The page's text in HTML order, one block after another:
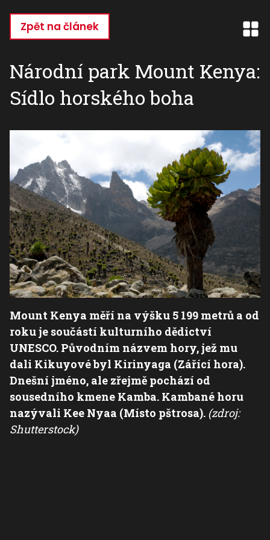
hlavnímu
Zpět na článek
Národní park Mount Kenya:
Sídlo horského boha
Mount Kenya měří na výšku 5 199 metrů a od
roku je součástí kulturního dědictví
UNESCO. Původním názvem hory, jež mu
dali Kikuyové byl Kirinyaga (Zářící hora).
Dnešní jméno, ale zřejmě pochází od
sousedního kmene Kamba. Kambané horu
nazývali Kee Nyaa (Místo pštrosa). (zdroj:
Shutterstock)